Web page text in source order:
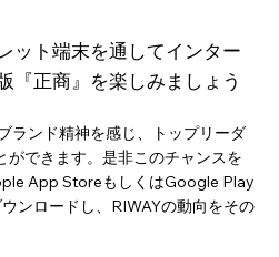
ット端末を通してインター
『正商』を楽しみましょう
ランド精神を感じ、トップリーダ
ができます。是非このチャンスを
App StoreもしくはGoogle Play
ンロードし、RIWAYの動向をその